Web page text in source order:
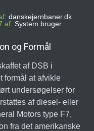
danskejernbaner.dk
af: System bruger
og Formål
af DSB i
formål at afvikle
undersøgelser for
af diesel- eller
Motors type F7,
fra det amerikanske